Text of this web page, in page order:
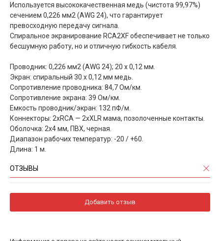
Используется высококачественная медь (чистота 99,97%)
сечением 0,226 мм2 (AWG 24), что гарантирует
превосходную передачу сигнала.
Спиральное экранирование RCA2XF обеспечивает не только
бесшумную работу, но и отличную гибкость кабеля.
Проводник: 0,226 мм2 (AWG 24); 20 x 0,12 мм.
Экран: спиральный 30 x 0,12 мм медь.
Сопротивление проводника: 84,7 Ом/км.
Сопротивление экрана: 39 Ом/км.
Емкость проводник/экран: 132 пФ/м.
Коннекторы: 2хRCA — 2хXLR мама, позолоченные контакты.
Оболочка: 2х4 мм, ПВХ, черная.
Диапазон рабочих температур: -20 / +60.
Длина: 1 м.
ОТЗЫВЫ
Добавить отзыв